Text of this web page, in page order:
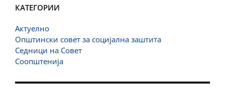
КАТЕГОРИИ
Актуелно
Општински совет за социјална заштита
Седници на Совет
Соопштенија